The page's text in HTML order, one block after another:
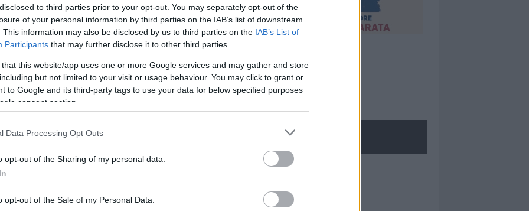
to third parties prior to your opt-out. You may separately opt-out of the
of your personal information by third parties on the IAB’s list of downstream
This information may also be disclosed by us to third parties on the IAB’s List of
Participants that may further disclose it to other third parties.
that this website/app uses one or more Google services and may gather and store
but not limited to your visit or usage behaviour. You may click to grant or
to Google and its third-party tags to use your data for below specified purposes
consent section.
Data Processing Opt Outs
opt-out of the Sharing of my personal data.
opt-out of the Sale of my Personal Data.
Comune Di Olbia Comune Di Olbia
Prossimo articolo NECROLOGIE